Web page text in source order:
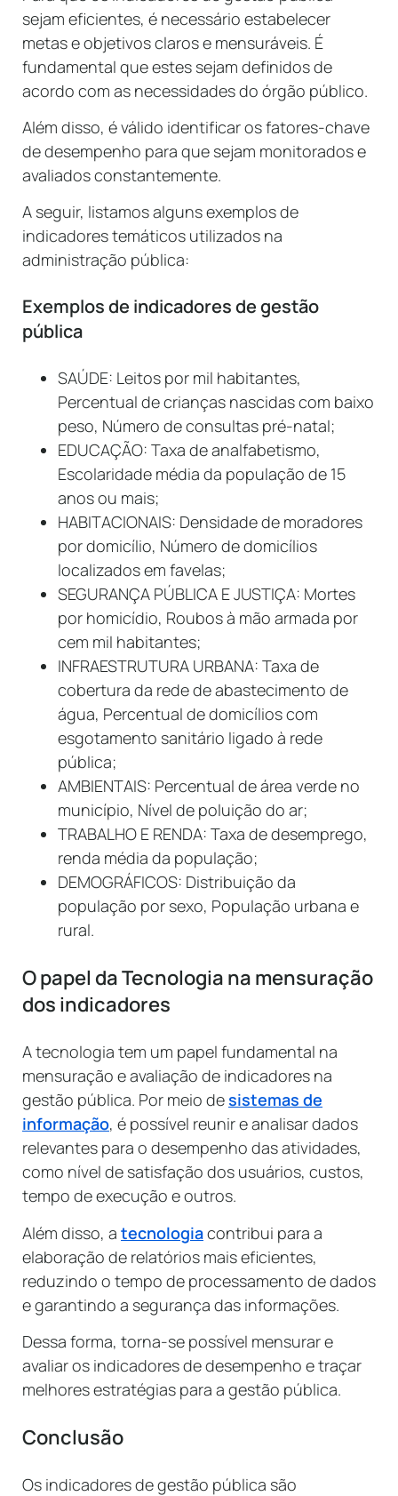
sejam eficientes, é necessário estabelecer
metas e objetivos claros e mensuráveis. É
fundamental que estes sejam definidos de
acordo com as necessidades do órgão público.
Além disso, é válido identificar os fatores-chave
de desempenho para que sejam monitorados e
avaliados constantemente.
A seguir, listamos alguns exemplos de
indicadores temáticos utilizados na
administração pública:
Exemplos de indicadores de gestão
pública
SAÚDE: Leitos por mil habitantes,
Percentual de crianças nascidas com baixo
peso, Número de consultas pré-natal;
EDUCAÇÃO: Taxa de analfabetismo,
Escolaridade média da população de 15
anos ou mais;
HABITACIONAIS: Densidade de moradores
por domicílio, Número de domicílios
localizados em favelas;
SEGURANÇA PÚBLICA E JUSTIÇA: Mortes
por homicídio, Roubos à mão armada por
cem mil habitantes;
INFRAESTRUTURA URBANA: Taxa de
cobertura da rede de abastecimento de
água, Percentual de domicílios com
esgotamento sanitário ligado à rede
pública;
AMBIENTAIS: Percentual de área verde no
município, Nível de poluição do ar;
TRABALHO E RENDA: Taxa de desemprego,
renda média da população;
DEMOGRÁFICOS: Distribuição da
população por sexo, População urbana e
rural.
O papel da Tecnologia na mensuração
dos indicadores
A tecnologia tem um papel fundamental na
mensuração e avaliação de indicadores na
gestão pública. Por meio desistemas de
informação, é possível reunir e analisar dados
relevantes para o desempenho das atividades,
como nível de satisfação dos usuários, custos,
tempo de execução e outros.
Além disso, a tecnologiacontribui para a
elaboração de relatórios mais eficientes,
reduzindo o tempo de processamento de dados
e garantindo a segurança das informações.
Dessa forma, torna-se possível mensurar e
avaliar os indicadores de desempenho e traçar
melhores estratégias para a gestão pública.
Conclusão
Os indicadores de gestão pública são